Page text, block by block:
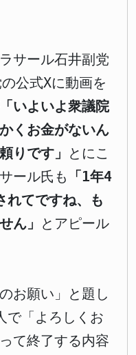
サール石井副党
公式Xに動画を
「いよいよ衆議院
くお金がないん
りです」 とにこ
ール氏も
「1年4
れてですね、も
ん」 とアピール
お願い」と題し
で「よろしくお
て終了する内容